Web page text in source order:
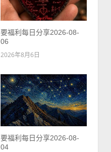
要福利每日分享2026-08-
06
2026年8月6日
要福利每日分享2026-08-
04